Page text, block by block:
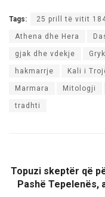
Tags: 25 prill të vitit
Athena dhe Hera
gjak dhe vdekje
hakmarrje Kali i
Marmara Mitologji
tradhti
Topuzi skeptër që
Pashë Tepelenës,